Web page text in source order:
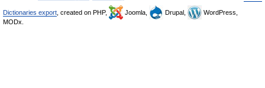
Dictionaries export , created on PHP, Joomla, Drupal,
WordPress,
MODx.